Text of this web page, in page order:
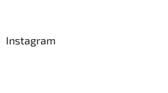
Instagram